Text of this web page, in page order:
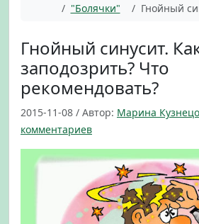
Главная"Болячки" Гнойный
Гнойный синусит.
заподозрить? Что
рекомендовать?
2015-11-08 / Автор: Марина
комментариевк
а
и
с
и